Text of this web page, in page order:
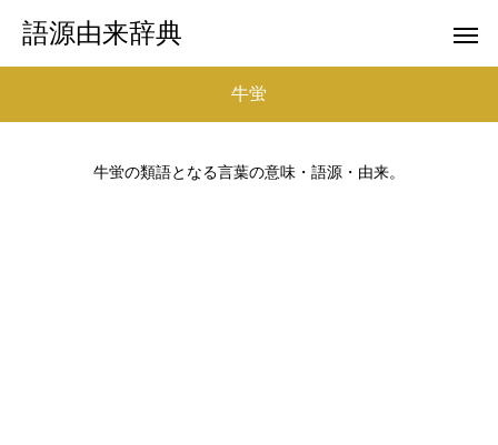
語源由来辞典
牛蛍
牛蛍の類語となる言葉の意味・語源・由来。